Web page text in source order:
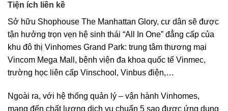
Tiện ích liền kề
Sở hữu Shophouse The Manhattan Glory, cư dân sẽ được
tận hưởng trọn vẹn hệ sinh thái “All In One” đẳng cấp của
khu đô thị Vinhomes Grand Park: trung tâm thương mại
Vincom Mega Mall, bệnh viện đa khoa quốc tế Vinmec,
trường học liên cấp Vinschool, Vinbus điện,…
Ngoài ra, với hệ thống quản lý – vận hành Vinhomes,
mang đến chất lượng dịch vụ chuẩn 5 sao được ứng dụng